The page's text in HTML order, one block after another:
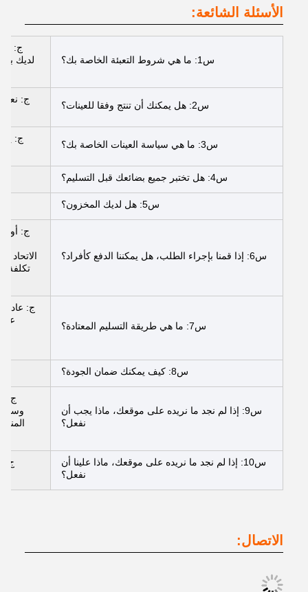
الأسئلة الشائعة:
س1: ما هي شروط التعبئة الخاصة بك؟
ج:
لديك
س2: هل يمكنك أن تنتج وفقا للعينات؟
ج: نعم،
س3: ما هي سياسة العينات الخاصة بك؟
ج:
س4: هل تختبر جميع بضائعك قبل التسليم؟
س5: هل لديك المخزون؟
س6: إذا قمنا بإجراء الطلب، هل يمكننا الدفع كأفراد؟
ج: أو
س7: ما هي طريقة التسليم المعتادة؟
عن
س8: كيف يمكنك ضمان الجودة؟
س9: إذا لم نجد ما نريده على موقعك، ماذا يجب أن
نفعل؟
ج:
وسوف
س10: إذا لم نجد ما نريده على موقعك، ماذا علينا أن
نفعل؟
ج:
الاتصال: